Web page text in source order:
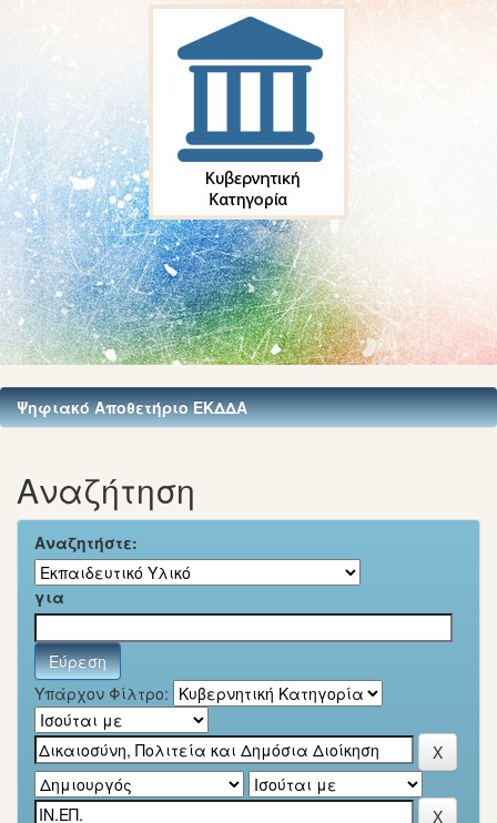
Ψηφιακό Αποθετήριο ΕΚΔΔΑ
Αναζήτηση
Αναζητήστε:
για
Υπάρχον Φίλτρο: